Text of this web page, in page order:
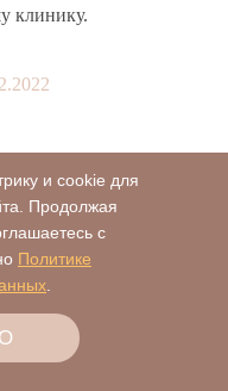
клинику.
брекеты?
и cookie для
Продолжая
с
Политике